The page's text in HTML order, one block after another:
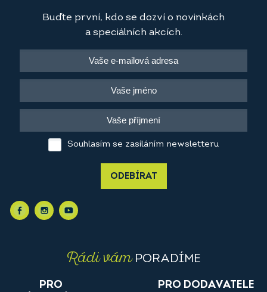
Buďte první, kdo se dozví o novinkách
a speciálních akcích.
Souhlasím se zasíláním newsletteru
ODEBÍRAT
Rádi vámPORADÍME
PRO
PRO DODAVATELE